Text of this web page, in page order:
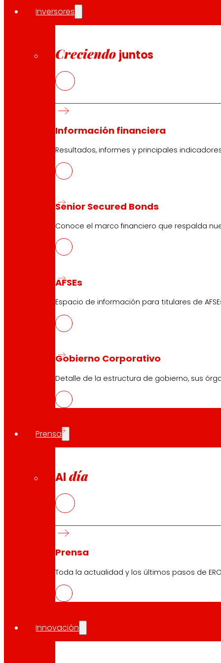
Inversores
Creciendo juntos
Información financiera
Resultados, informes y principales
Senior Secured Bonds
Conoce el marco financiero que respalda
AFSEs
Espacio de información para titulares de
Gobierno Corporativo
Detalle de la estructura de gobierno, sus
Prensa
Al día
Prensa
Toda la actualidad y los últimos pasos de
Innovación